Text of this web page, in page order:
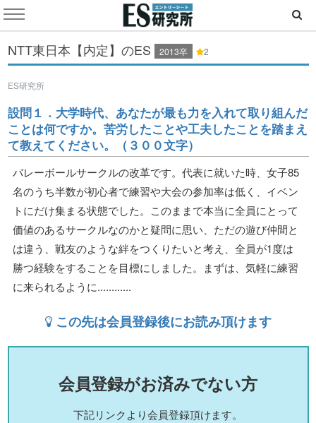
NTT東日本【内定】のES 2013卒 2
ES研究所
設問１．大学時代、あなたが最も力を入れて取り組んだ
ことは何ですか。苦労したことや工夫したことを踏まえ
て教えてください。（３００文字）
バレーボールサークルの改革です。代表に就いた時、女子85
名のうち半数が初心者で練習や大会の参加率は低く、イベン
トにだけ集まる状態でした。このままで本当に全員にとって
価値のあるサークルなのかと疑問に思い、ただの遊び仲間と
は違う、戦友のような絆をつくりたいと考え、全員が1度は
勝つ経験をすることを目標にしました。まずは、気軽に練習
に来られるように............
この先は会員登録後にお読み頂けます
会員登録がお済みでない方
下記リンクより会員登録頂けます。